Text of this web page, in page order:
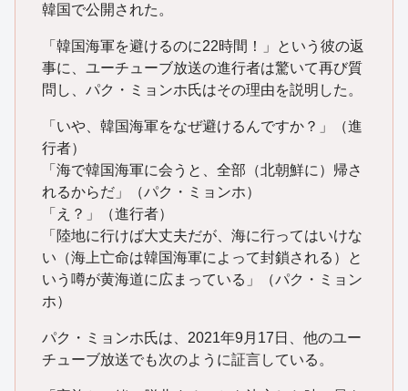
韓国で公開された。
「韓国海軍を避けるのに22時間！」という彼の返
事に、ユーチューブ放送の進行者は驚いて再び質
問し、パク・ミョンホ氏はその理由を説明した。
「いや、韓国海軍をなぜ避けるんですか？」（進
行者）
「海で韓国海軍に会うと、全部（北朝鮮に）帰さ
れるからだ」（パク・ミョンホ）
「え？」（進行者）
「陸地に行けば大丈夫だが、海に行ってはいけな
い（海上亡命は韓国海軍によって封鎖される）と
いう噂が黄海道に広まっている」（パク・ミョン
ホ）
パク・ミョンホ氏は、2021年9月17日、他のユー
チューブ放送でも次のように証言している。